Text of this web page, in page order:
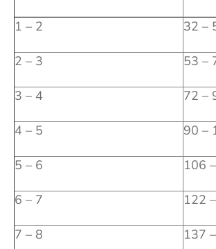
1 – 2 32 –
2 – 3 53 –
3 – 4 72 –
4 – 5 90 –
5 – 6 106
6 – 7 122
7 – 8 137